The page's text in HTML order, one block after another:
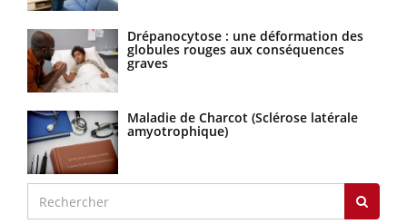
Drépanocytose : une déformation des
globules rouges aux conséquences
graves
Maladie de Charcot (Sclérose latérale
amyotrophique)